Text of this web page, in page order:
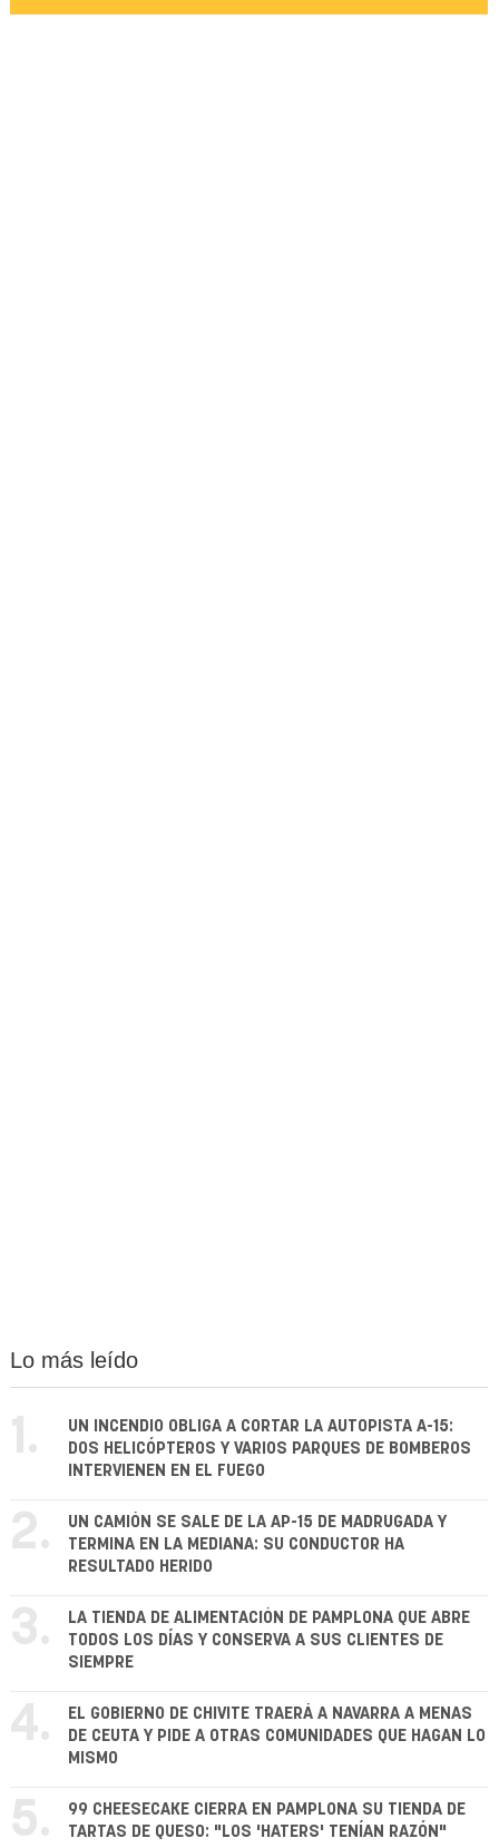
Lo más leído
1.
UN INCENDIO OBLIGA A CORTAR LA AUTOPISTA A-15:
DOS HELICÓPTEROS Y VARIOS PARQUES DE BOMBEROS
INTERVIENEN EN EL FUEGO
2.
UN CAMIÓN SE SALE DE LA AP-15 DE MADRUGADA Y
TERMINA EN LA MEDIANA: SU CONDUCTOR HA
RESULTADO HERIDO
3.
LA TIENDA DE ALIMENTACIÓN DE PAMPLONA QUE ABRE
TODOS LOS DÍAS Y CONSERVA A SUS CLIENTES DE
SIEMPRE
4.
EL GOBIERNO DE CHIVITE TRAERÁ A NAVARRA A MENAS
DE CEUTA Y PIDE A OTRAS COMUNIDADES QUE HAGAN LO
MISMO
5.
99 CHEESECAKE CIERRA EN PAMPLONA SU TIENDA DE
TARTAS DE QUESO: "LOS 'HATERS' TENÍAN RAZÓN"